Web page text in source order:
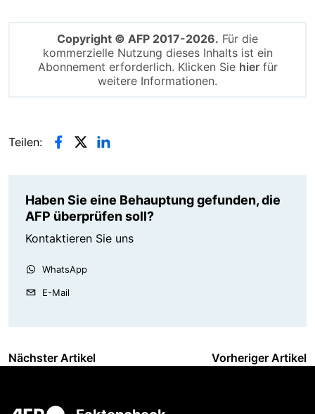
Copyright © AFP 2017-2026. Für die
kommerzielle Nutzung dieses Inhalts ist ein
Abonnement erforderlich. Klicken Sie hierfür
weitere Informationen.
Teilen:
Haben Sie eine Behauptung gefunden, die
AFP überprüfen soll?
Kontaktieren Sie uns
WhatsApp
E-Mail
Nächster Artikel Vorheriger Artikel